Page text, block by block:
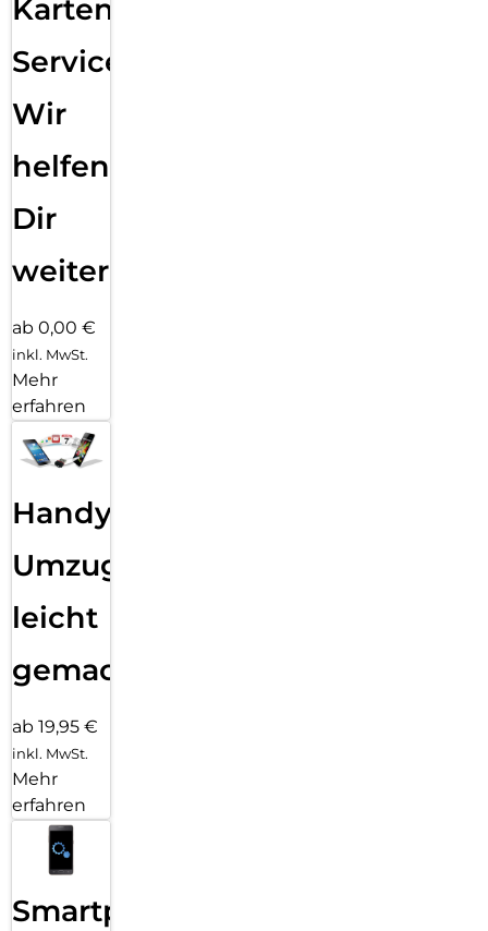
LED Anzeige für den Ladevorgang: An der Ladestation
leuchtet ein Lämpchen auf, wenn das Pro Stylus 2
aufgeladen wird.
Karten
Service:
Wir
helfen
Dir
weiter
ab 0,00 €
inkl. MwSt.
Mehr
erfahren
Handy
Umzug
leicht
gemacht!
ab 19,95 €
inkl. MwSt.
Mehr
erfahren
Smartphone